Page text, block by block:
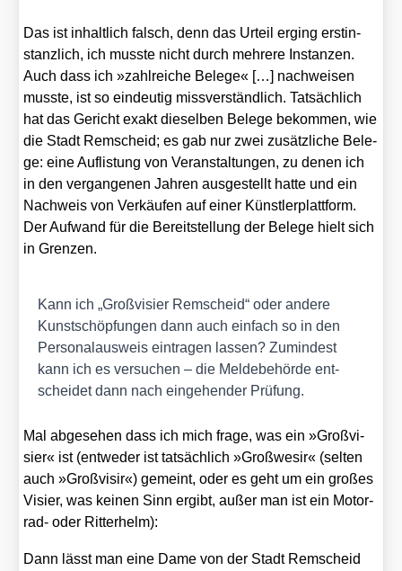
Das ist inhalt­lich falsch, denn das Urteil erging erst­in­
stanz­lich, ich muss­te nicht durch meh­re­re Instan­zen.
Auch dass ich »zahl­rei­che Bele­ge« […] nach­wei­sen
muss­te, ist so ein­deu­tig miss­ver­ständ­lich. Tat­säch­lich
hat das Gericht exakt die­sel­ben Bele­ge bekom­men, wie
die Stadt Rem­scheid; es gab nur zwei zusätz­li­che Bele­
ge: eine Auf­lis­tung von Ver­an­stal­tun­gen, zu denen ich
in den ver­gan­ge­nen Jah­ren aus­ge­stellt hat­te und ein
Nach­weis von Ver­käu­fen auf einer Künst­ler­platt­form.
Der Auf­wand für die Bereit­stel­lung der Bele­ge hielt sich
in Gren­zen.
Kann ich „Groß­vi­sier Rem­scheid“ oder ande­re
Kunst­schöp­fun­gen dann auch ein­fach so in den
Per­so­nal­aus­weis ein­tra­gen las­sen? Zumin­dest
kann ich es ver­su­chen – die Mel­de­be­hör­de ent­
schei­det dann nach ein­ge­hen­der Prü­fung.
Mal abge­se­hen dass ich mich fra­ge, was ein »Groß­vi­
sier« ist (ent­we­der ist tat­säch­lich »Groß­we­sir« (sel­ten
auch »Groß­vi­sir«) gemeint, oder es geht um ein gro­ßes
Visier, was kei­nen Sinn ergibt, außer man ist ein Motor­
rad- oder Rit­ter­helm):
Dann lässt man eine Dame von der Stadt Rem­scheid